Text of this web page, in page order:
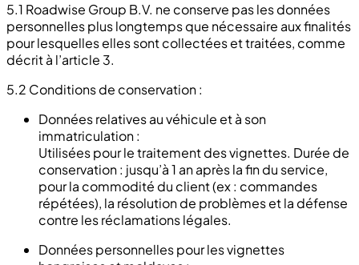
5.1 Roadwise Group B.V. ne conserve pas les données
personnelles plus longtemps que nécessaire aux finalités
pour lesquelles elles sont collectées et traitées, comme
décrit à l’article 3.
5.2 Conditions de conservation :
Données relatives au véhicule et à son
immatriculation :
Utilisées pour le traitement des vignettes. Durée de
conservation : jusqu’à 1 an après la fin du service,
pour la commodité du client (ex : commandes
répétées), la résolution de problèmes et la défense
contre les réclamations légales.
Données personnelles pour les vignettes